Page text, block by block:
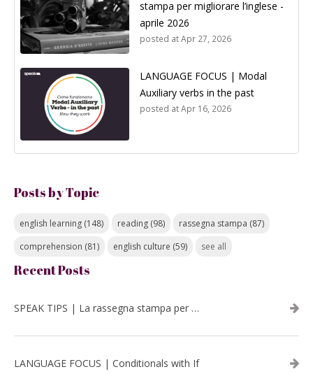
stampa per migliorare l’inglese -
aprile 2026
posted atApr 27, 2026
LANGUAGE FOCUS | Modal
Auxiliary verbs in the past
posted atApr 16, 2026
Posts by Topic
english learning (148) reading (98) rassegna stampa (87)
comprehension (81) english culture (59) see all
Recent Posts
SPEAK TIPS | La rassegna stampa per migliorare l’inglese - luglio 2026
LANGUAGE FOCUS | Conditionals with If